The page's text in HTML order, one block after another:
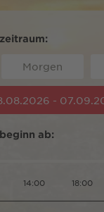
Morgen
-
ab:
14:00 18:00